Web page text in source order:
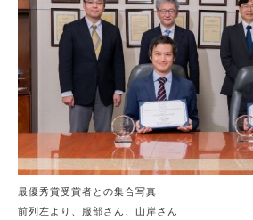
最優秀賞受賞者との集合写真
前列左より、服部さん、山岸さん